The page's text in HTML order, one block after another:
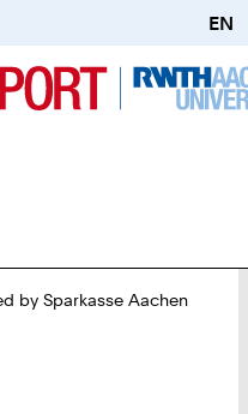
EN
by Sparkasse Aachen